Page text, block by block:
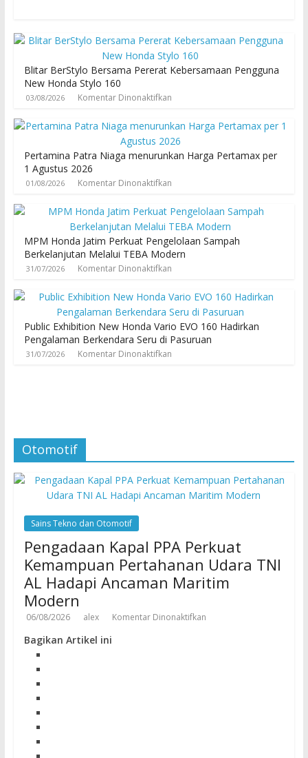
Blitar BerStylo Bersama Pererat Kebersamaan Pengguna
New Honda Stylo 160
03/08/2026 Komentar Dinonaktifkan
Pertamina Patra Niaga menurunkan Harga Pertamax per
1 Agustus 2026
01/08/2026 Komentar Dinonaktifkan
MPM Honda Jatim Perkuat Pengelolaan Sampah
Berkelanjutan Melalui TEBA Modern
31/07/2026 Komentar Dinonaktifkan
Public Exhibition New Honda Vario EVO 160 Hadirkan
Pengalaman Berkendara Seru di Pasuruan
31/07/2026 Komentar Dinonaktifkan
Otomotif
Sains Tekno dan Otomotif
Pengadaan Kapal PPA Perkuat
Kemampuan Pertahanan Udara TNI
AL Hadapi Ancaman Maritim
Modern
06/08/2026 alex Komentar Dinonaktifkan
Bagikan Artikel ini